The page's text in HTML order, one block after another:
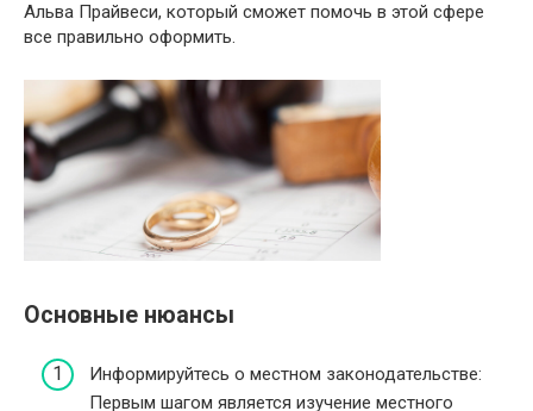
Альва Прайвеси, который сможет помочь в этой сфере
все правильно оформить.
Основные нюансы
Информируйтесь о местном законодательстве:
Первым шагом является изучение местного